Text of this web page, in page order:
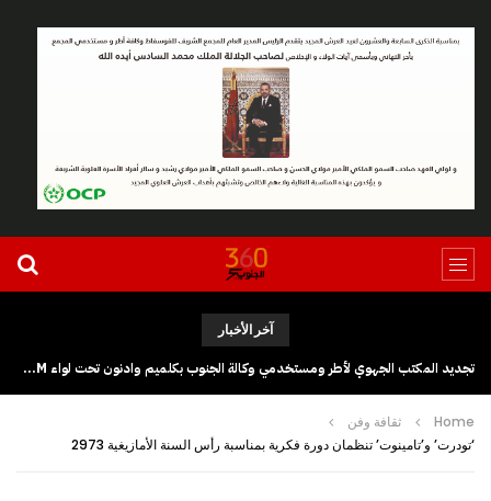
آخر الأخبار
تجديد المكتب الجهوي لأطر ومستخدمي وكالة الجنوب بكلميم وادنون تحت لواء UGTM
Home
ثقافة وفن
‘تودرت’ و’تامينوت’ تنظمان دورة فكرية بمناسبة رأس السنة الأمازيغية 2973